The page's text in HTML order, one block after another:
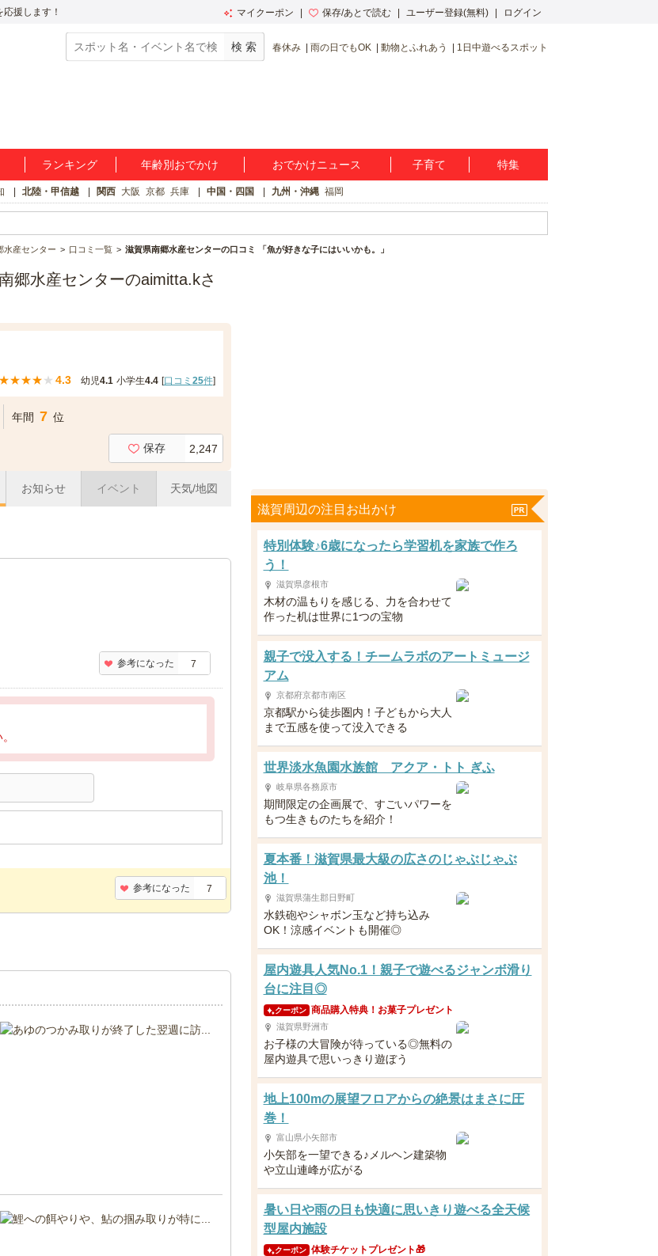
援します！ マイクーポン 保存/あとで読む ユーザー登録(無料) ログイン
春休み 雨の日でもOK 動物とふれあう 1日中遊べるスポット
ランキング 年齢別おでかけ おでかけニュース 子育て 特集
北陸・甲信越 関西 大阪 京都 兵庫 中国・四国 九州・沖縄 福岡
水産センター 口コミ一覧 滋賀県南郷水産センターの口コミ 「魚が好きな子にはいいかも。」
郷水産センターのaimitta.kさ
★★★★★ 4.3 幼児4.1 小学生4.4 [口コミ 25件]
年間 7 位
保存 2,247
お知らせ イベント 天気/地図
参考になった 7
参考になった 7
滋賀周辺の注目お出かけ
特別体験♪6歳になったら学習机を家族で作ろ
う！
滋賀県彦根市
木材の温もりを感じる、力を合わせて
作った机は世界に1つの宝物
親子で没入する！チームラボのアートミュージ
アム
京都府京都市南区
京都駅から徒歩圏内！子どもから大人
まで五感を使って没入できる
世界淡水魚園水族館 アクア・トト ぎふ
岐阜県各務原市
期間限定の企画展で、すごいパワーを
もつ生きものたちを紹介！
夏本番！滋賀県最大級の広さのじゃぶじゃぶ
池！
滋賀県蒲生郡日野町
水鉄砲やシャボン玉など持ち込み
OK！涼感イベントも開催◎
屋内遊具人気No.1！親子で遊べるジャンボ滑り
台に注目◎
クーポン 商品購入特典！お菓子プレゼント
滋賀県野洲市
お子様の大冒険が待っている◎無料の
屋内遊具で思いっきり遊ぼう
地上100mの展望フロアからの絶景はまさに圧
巻！
富山県小矢部市
小矢部を一望できる♪メルヘン建築物
や立山連峰が広がる
暑い日や雨の日も快適に思いきり遊べる全天候
型屋内施設
クーポン 体験チケットプレゼント🎁